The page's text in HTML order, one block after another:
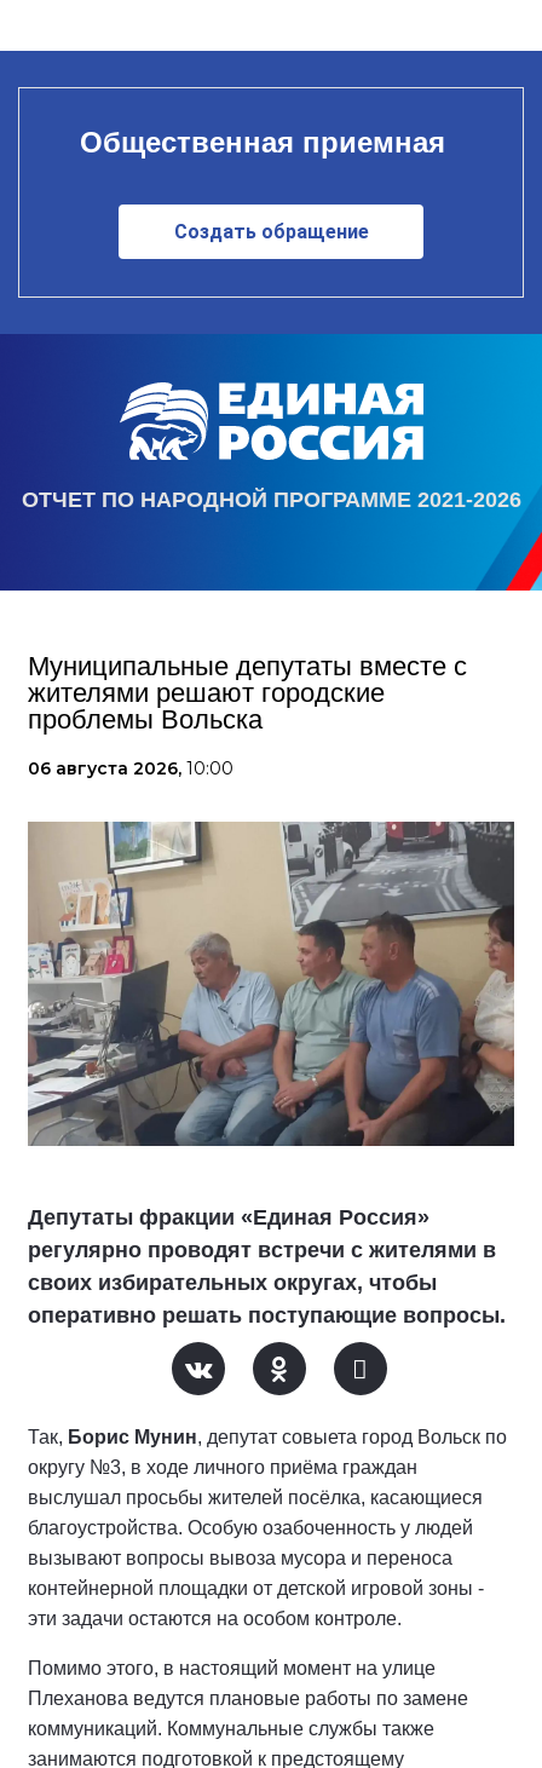
Общественная приемная
Создать обращение
ОТЧЕТ ПО НАРОДНОЙ ПРОГРАММЕ 2021-2026
Муниципальные депутаты вместе с
жителями решают городские
проблемы Вольска
06 августа 2026, 10:00
Депутаты фракции «Единая Россия»
регулярно проводят встречи с жителями в
своих избирательных округах, чтобы
оперативно решать поступающие вопросы.
Так, Борис Мунин, депутат совыета город Вольск по
округу №3, в ходе личного приёма граждан
выслушал просьбы жителей посёлка, касающиеся
благоустройства. Особую озабоченность у людей
вызывают вопросы вывоза мусора и переноса
контейнерной площадки от детской игровой зоны -
эти задачи остаются на особом контроле.
Помимо этого, в настоящий момент на улице
Плеханова ведутся плановые работы по замене
коммуникаций. Коммунальные службы также
занимаются подготовкой к предстоящему